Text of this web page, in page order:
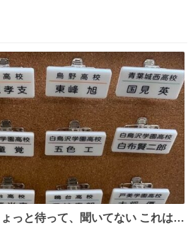
なってすごい勢いで埋まってワロ
っと待って、聞いてない これは販